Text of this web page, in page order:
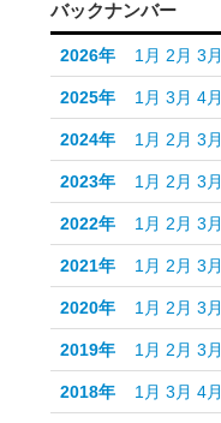
バックナンバー
2026年 1月 2月 3月
2025年 1月 3月 4月
2024年 1月 2月 3月
2023年 1月 2月 3月
2022年 1月 2月 3月
2021年 1月 2月 3月
2020年 1月 2月 3月
2019年 1月 2月 3月
2018年 1月 3月 4月